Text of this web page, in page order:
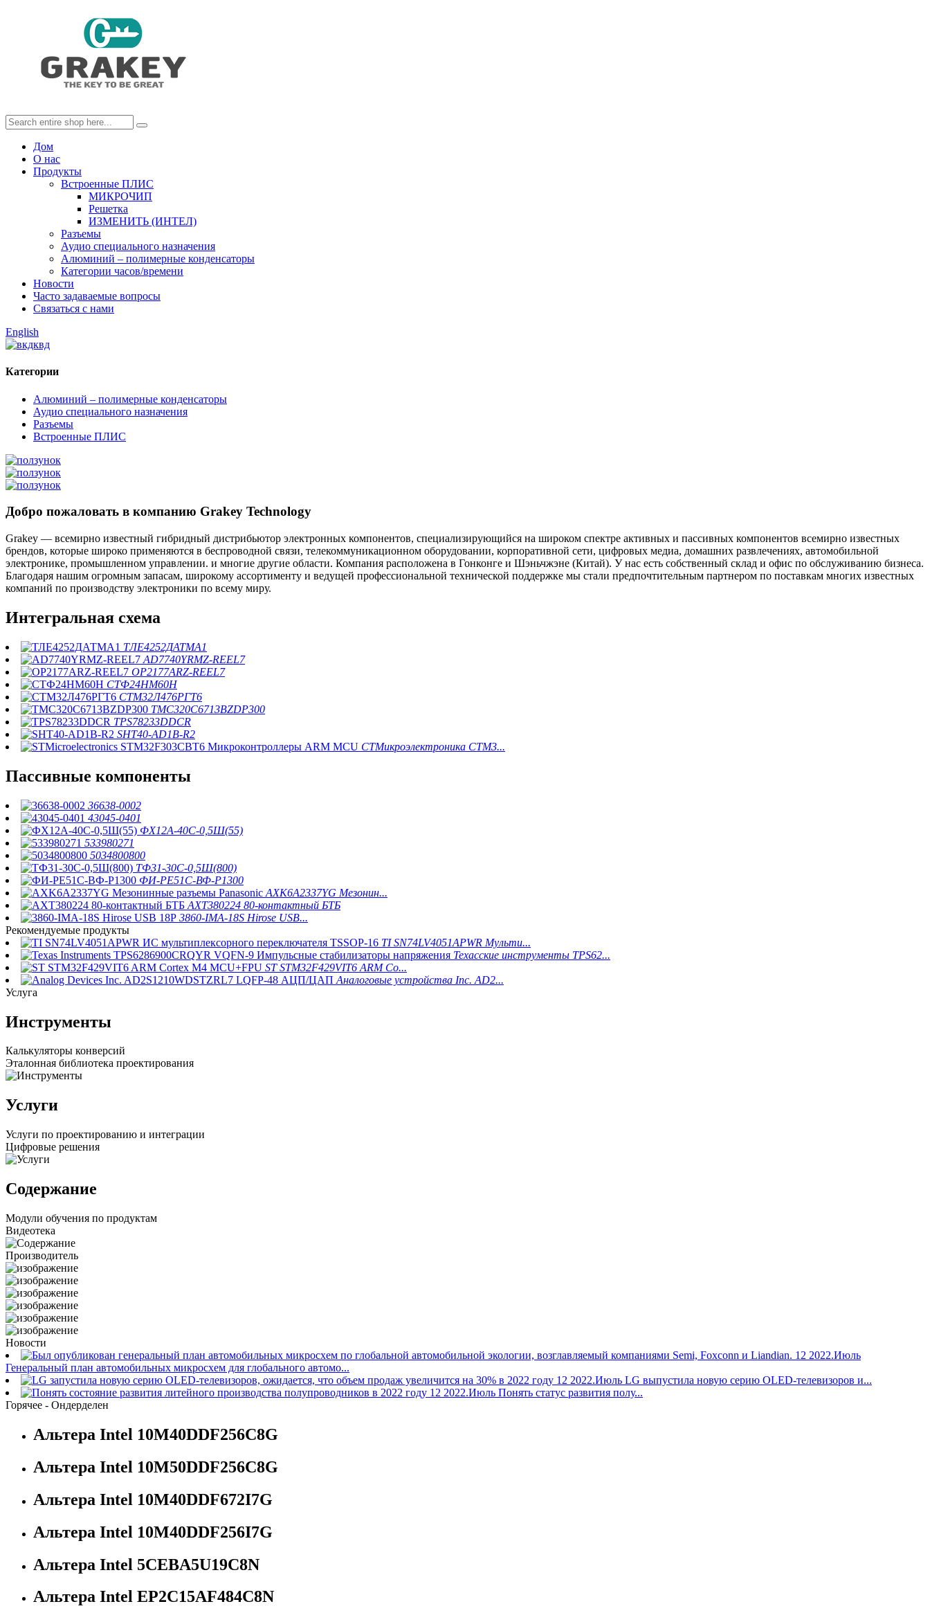
Дом
О нас
Продукты
Встроенные ПЛИС
МИКРОЧИП
Решетка
ИЗМЕНИТЬ (ИНТЕЛ)
Разъемы
Аудио специального назначения
Алюминий – полимерные конденсаторы
Категории часов/времени
Новости
Часто задаваемые вопросы
Связаться с нами
English
Категории
Алюминий – полимерные конденсаторы
Аудио специального назначения
Разъемы
Встроенные ПЛИС
Добро пожаловать в компанию Grakey Technology
Grakey — всемирно известный гибридный дистрибьютор электронных компонентов, специализирующийся на широком спектре активных и пассивных компонентов всемирно известных
брендов, которые широко применяются в беспроводной связи, телекоммуникационном оборудовании, корпоративной сети, цифровых медиа, домашних развлечениях, автомобильной
электронике, промышленном управлении. и многие другие области. Компания расположена в Гонконге и Шэньчжэне (Китай). У нас есть собственный склад и офис по обслуживанию бизнеса.
Благодаря нашим огромным запасам, широкому ассортименту и ведущей профессиональной технической поддержке мы стали предпочтительным партнером по поставкам многих известных
компаний по производству электроники по всему миру.
Интегральная схема
ТЛЕ4252ДАТМА1
AD7740YRMZ-REEL7
OP2177ARZ-REEL7
СТФ24НМ60Н
СТМ32Л476РГТ6
ТМС320C6713BZDP300
TPS78233DDCR
SHT40-AD1B-R2
СТМикроэлектроника СТМ3...
Пассивные компоненты
36638-0002
43045-0401
ФХ12А-40С-0,5Ш(55)
533980271
5034800800
ТФ31-30С-0,5Ш(800)
ФИ-РЕ51С-ВФ-Р1300
AXK6A2337YG Мезонин...
AXT380224 80-контактный БТБ
3860-IMA-18S Hirose USB...
Рекомендуемые продукты
TI SN74LV4051APWR Мульти...
Техасские инструменты TPS62...
ST STM32F429VIT6 ARM Co...
Аналоговые устройства Inc. AD2...
Услуга
Инструменты
Калькуляторы конверсий
Эталонная библиотека проектирования
Услуги
Услуги по проектированию и интеграции
Цифровые решения
Содержание
Модули обучения по продуктам
Видеотека
Производитель
Новости
12 2022.Июль
Генеральный план автомобильных микросхем для глобального автомо...
12 2022.Июль LG выпустила новую серию OLED-телевизоров и...
12 2022.Июль Понять статус развития полу...
Горячее - Ондерделен
Альтера Intel 10M40DDF256C8G
Альтера Intel 10M50DDF256C8G
Альтера Intel 10M40DDF672I7G
Альтера Intel 10M40DDF256I7G
Альтера Intel 5CEBA5U19C8N
Альтера Intel EP2C15AF484C8N